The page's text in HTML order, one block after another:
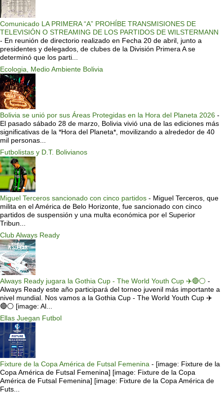
Comunicado LA PRIMERA “A” PROHÍBE TRANSMISIONES DE
TELEVISIÓN O STREAMING DE LOS PARTIDOS DE WILSTERMANN
- En reunión de directorio realizado en Fecha 20 de abril, junto a
presidentes y delegados, de clubes de la División Primera A se
determinó que los parti...
Ecologia, Medio Ambiente Bolivia
Bolivia se unió por sus Áreas Protegidas en la Hora del Planeta 2026 -
El pasado sábado 28 de marzo, Bolivia vivió una de las ediciones más
significativas de la *Hora del Planeta*, movilizando a alrededor de 40
mil personas...
Futbolistas y D.T. Bolivianos
Miguel Terceros sancionado con cinco partidos - Miguel Terceros, que
milita en el América de Belo Horizonte, fue sancionado con cinco
partidos de suspensión y una multa económica por el Superior
Tribun...
Club Always Ready
Always Ready jugara la Gothia Cup - The World Youth Cup ✈️🔴⚪️ -
Always Ready este año participará del torneo juvenil más importante a
nivel mundial. Nos vamos a la Gothia Cup - The World Youth Cup ✈️
🔴⚪️ [image: Al...
Ellas Juegan Futbol
Fixture de la Copa América de Futsal Femenina - [image: Fixture de la
Copa América de Futsal Femenina] [image: Fixture de la Copa
América de Futsal Femenina] [image: Fixture de la Copa América de
Futs...